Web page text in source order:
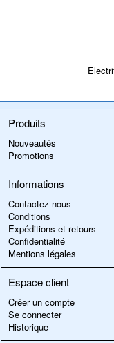
Produits
Nouveautés
Promotions
Informations
Contactez nous
Conditions
Expéditions et retours
Confidentialité
Mentions légales
Espace client
Créer un compte
Se connecter
Historique